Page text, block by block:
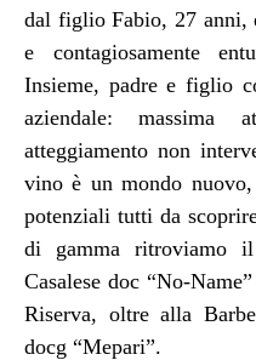
dal figlio Fabio, 27 anni,
e contagiosamente
Insieme, padre e figlio
aziendale:
atteggiamento non
vino è un mondo
potenziali tutti da
di gamma ritroviamo
Casalese doc “No-
Riserva, oltre alla
docg “Mepari”.